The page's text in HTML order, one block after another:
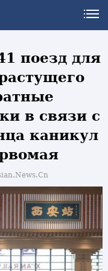
поезд для
в связи с
каникул